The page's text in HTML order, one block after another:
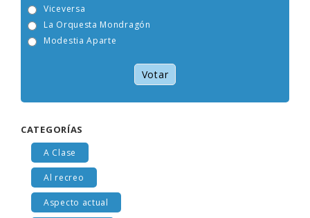
La Orquesta Mondragón
Modestia Aparte
Votar
A Clase
Al recreo
Aspecto actual